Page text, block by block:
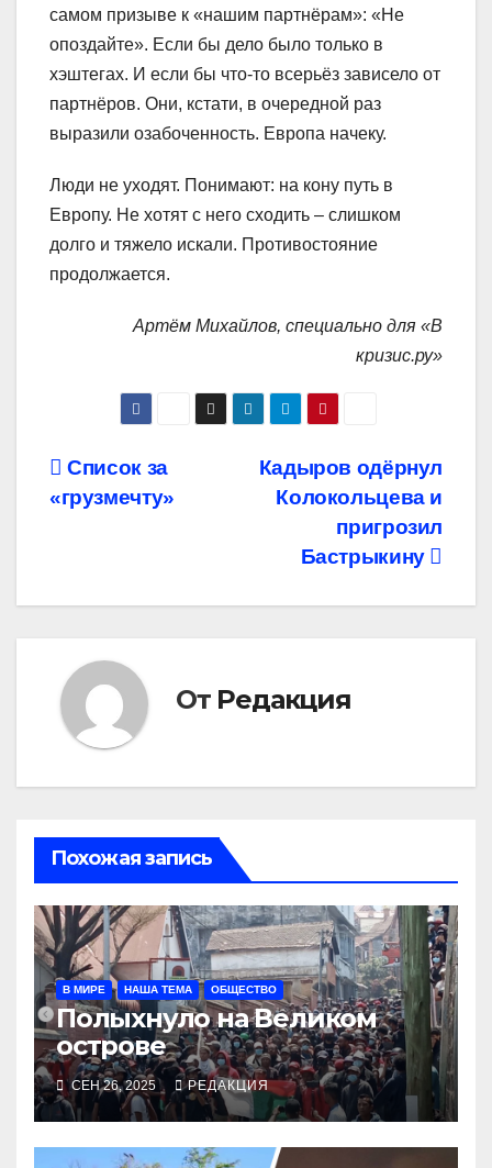
самом призыве к «нашим партнёрам»: «Не
опоздайте». Если бы дело было только в
хэштегах. И если бы что-то всерьёз зависело от
партнёров. Они, кстати, в очередной раз
выразили озабоченность. Европа начеку.
Люди не уходят. Понимают: на кону путь в
Европу. Не хотят с него сходить – слишком
долго и тяжело искали. Противостояние
продолжается.
Артём Михайлов, специально для «В
кризис.ру»
Навигация
по
Кадыров одёрнул
Колокольцева и
пригрозил
Бастрыкину
Список за
«грузмечту»
От Редакция
Похожая запись
В МИРЕ НАША ТЕМА ОБЩЕСТВО
Полыхнуло на Великом
острове
СЕН 26, 2025 РЕДАКЦИЯ